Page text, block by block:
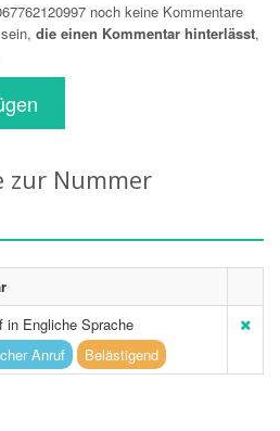
noch keine Kommentare
die einen Kommentar hinterlässt,
zur Nummer
in Engliche Sprache
Anruf
Belästigend